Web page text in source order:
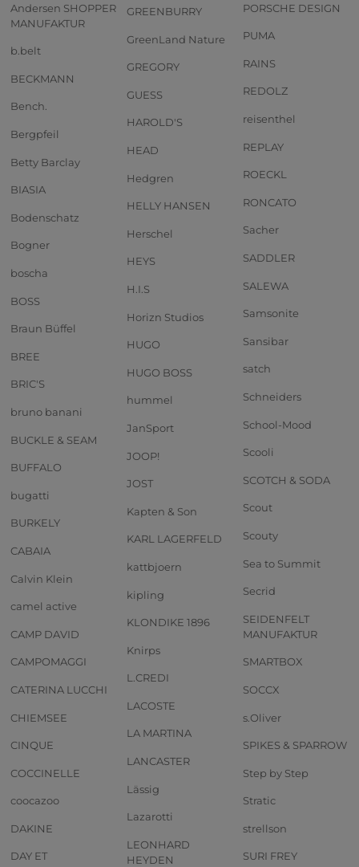
Andersen SHOPPER
MANUFAKTUR
b.belt
BECKMANN
Bench.
Bergpfeil
Betty Barclay
BIASIA
Bodenschatz
Bogner
boscha
BOSS
Braun Büffel
BREE
BRIC'S
bruno banani
BUCKLE & SEAM
BUFFALO
bugatti
BURKELY
CABAIA
Calvin Klein
camel active
CAMP DAVID
CAMPOMAGGI
CATERINA LUCCHI
CHIEMSEE
CINQUE
COCCINELLE
coocazoo
DAKINE
DAY ET
GREENBURRY
GreenLand Nature
GREGORY
GUESS
HAROLD'S
HEAD
Hedgren
HELLY HANSEN
Herschel
HEYS
H.I.S
Horizn Studios
HUGO
HUGO BOSS
hummel
JanSport
JOOP!
JOST
Kapten & Son
KARL LAGERFELD
kattbjoern
kipling
KLONDIKE 1896
Knirps
L.CREDI
LACOSTE
LA MARTINA
LANCASTER
Lässig
Lazarotti
LEONHARD
HEYDEN
PORSCHE DESIGN
PUMA
RAINS
REDOLZ
reisenthel
REPLAY
ROECKL
RONCATO
Sacher
SADDLER
SALEWA
Samsonite
Sansibar
satch
Schneiders
School-Mood
Scooli
SCOTCH & SODA
Scout
Scouty
Sea to Summit
Secrid
SEIDENFELT
MANUFAKTUR
SMARTBOX
SOCCX
s.Oliver
SPIKES & SPARROW
Step by Step
Stratic
strellson
SURI FREY